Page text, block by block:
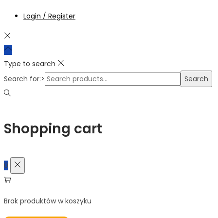
Login / Register
Type to search
Search for:>
Search
Shopping cart
0
Brak produktów w koszyku